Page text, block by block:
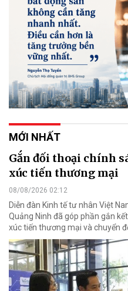
MỚI NHẤT
Gắn đối thoại chính
xúc tiến thương mại
08/08/2026 02:12
Diễn đàn Kinh tế tư nhân Việt
Quảng Ninh đã góp phần gắn
xúc tiến thương mại và chuyển